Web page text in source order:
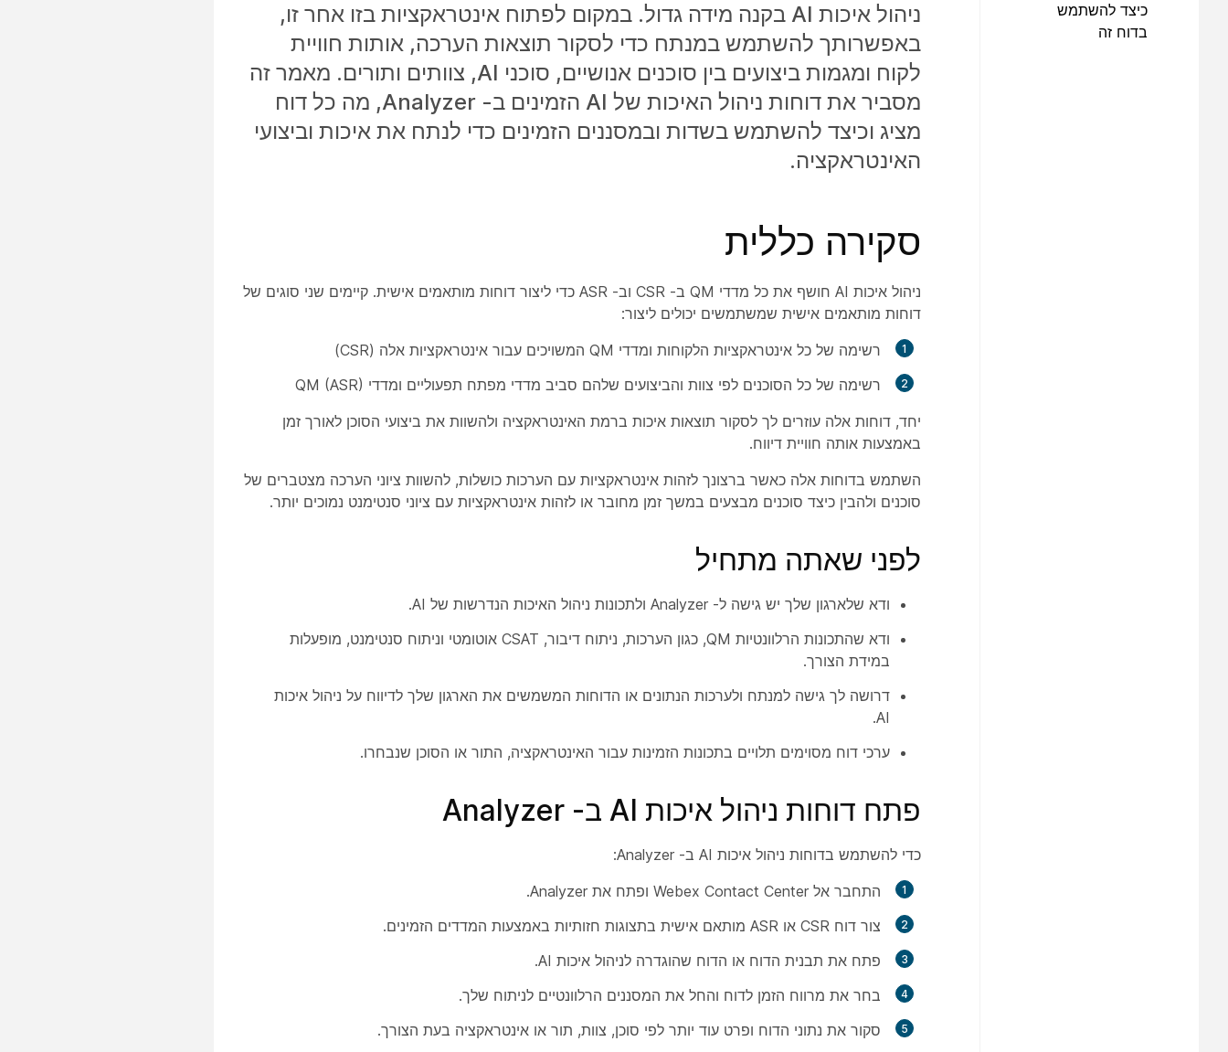
כיצד להשתמש
בדוח זה
ניהול איכות AI בקנה מידה גדול. במקום לפתוח אינטראקציות בזו אחר זו,
באפשרותך להשתמש במנתח כדי לסקור תוצאות הערכה, אותות חוויית
לקוח ומגמות ביצועים בין סוכנים אנושיים, סוכני AI, צוותים ותורים. מאמר זה
מסביר את דוחות ניהול האיכות של AI הזמינים ב- Analyzer, מה כל דוח
מציג וכיצד להשתמש בשדות ובמסננים הזמינים כדי לנתח את איכות וביצועי
האינטראקציה.
סקירה כללית
ניהול איכות AI חושף את כל מדדי QM ב- CSR וב- ASR כדי ליצור דוחות מותאמים אישית. קיימים שני סוגים של
דוחות מותאמים אישית שמשתמשים יכולים ליצור:
רשימה של כל אינטראקציות הלקוחות ומדדי QM המשויכים עבור אינטראקציות אלה (CSR)
רשימה של כל הסוכנים לפי צוות והביצועים שלהם סביב מדדי מפתח תפעוליים ומדדי QM (ASR)
יחד, דוחות אלה עוזרים לך לסקור תוצאות איכות ברמת האינטראקציה ולהשוות את ביצועי הסוכן לאורך זמן
באמצעות אותה חוויית דיווח.
השתמש בדוחות אלה כאשר ברצונך לזהות אינטראקציות עם הערכות כושלות, להשוות ציוני הערכה מצטברים של
סוכנים ולהבין כיצד סוכנים מבצעים במשך זמן מחובר או לזהות אינטראקציות עם ציוני סנטימנט נמוכים יותר.
לפני שאתה מתחיל
ודא שלארגון שלך יש גישה ל- Analyzer ולתכונות ניהול האיכות הנדרשות של AI.
ודא שהתכונות הרלוונטיות QM, כגון הערכות, ניתוח דיבור, CSAT אוטומטי וניתוח סנטימנט, מופעלות
במידת הצורך.
דרושה לך גישה למנתח ולערכות הנתונים או הדוחות המשמשים את הארגון שלך לדיווח על ניהול איכות
AI.
ערכי דוח מסוימים תלויים בתכונות הזמינות עבור האינטראקציה, התור או הסוכן שנבחרו.
פתח דוחות ניהול איכות AI ב- Analyzer
כדי להשתמש בדוחות ניהול איכות AI ב- Analyzer:
התחבר אל Webex Contact Center ופתח את Analyzer.
צור דוח CSR או ASR מותאם אישית בתצוגות חזותיות באמצעות המדדים הזמינים.
פתח את תבנית הדוח או הדוח שהוגדרה לניהול איכות AI.
בחר את מרווח הזמן לדוח והחל את המסננים הרלוונטיים לניתוח שלך.
סקור את נתוני הדוח ופרט עוד יותר לפי סוכן, צוות, תור או אינטראקציה בעת הצורך.